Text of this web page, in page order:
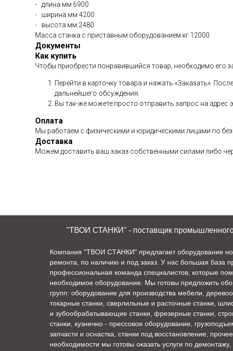
- длина мм 6900
- ширина мм 4200
- высота мм 2480
Масса станка с приставным оборудованием кг 12000
Документы
Как купить
Чтобы приобрести понравившийся товар, необходимо его
Перейти в карточку товара и нажать «Заказать».
дальнейшего обсуждения.
Вы так-же можете просто отправить запрос на адрес
Оплата
Мы работаем с физическими и юридическими лицами по
Доставка
Можем доставить ваш заказ собственными силами либо
"ТВОИ СТАНКИ" - поставщик промышленного
Компания "ТВОИ СТАНКИ" предлагает оборудование
ремонта, по наличию и под заказ. У нас большая база
профессиональная команда специалистов, которые
необходимое оборудование. Мы готовы предложить
групп: оборудование для производства мебели,
токарные станки, сверлильные и расточные станки,
и зубообрабатывающие станки, фрезерные станки,
станки, кузнечно - прессовое оборудование,
запчасти и оснастка, станки под восстановление,
необходимости мы готовы оказать услуги по демонтажу,